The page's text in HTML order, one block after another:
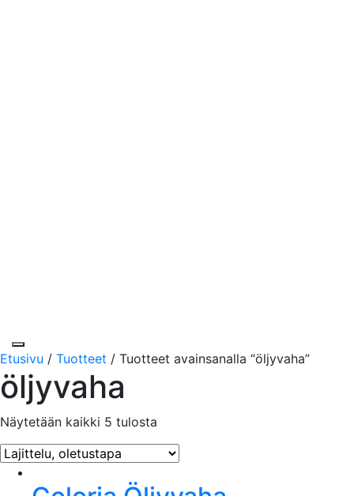
Toggle navigation
Etusivu / Tuotteet / Tuotteet avainsanalla “öljyvaha”
öljyvaha
Näytetään kaikki 5 tulosta